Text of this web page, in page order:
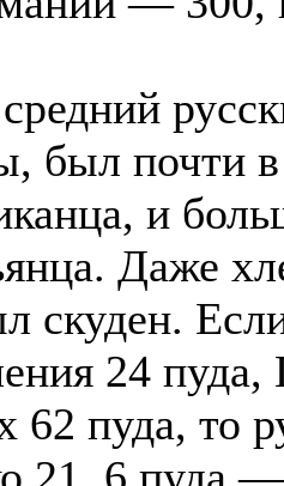
был почти в
и
Даже
скуден.
24
62 пуда, то